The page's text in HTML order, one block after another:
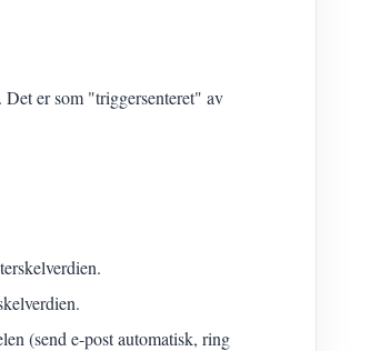
er som "triggersenteret" av
(send e-post automatisk, ring